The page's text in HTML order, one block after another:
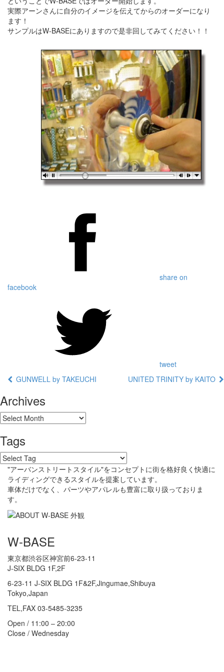
実際アーンさんに自分のイメージを伝えてからのオーダーになり
ます！
サンプルはW-BASEにありますので是非回してみてください！！
share on
facebook
tweet
GUNWELL by TAKEUCHI
UNITED TRINITY by KAITO
Archives
Tags
"アーバンストリートスタイル"をコンセプトに街を格好良く快適に
ライディングできるスタイルを提案しています。
車体だけでなく、パーツやアパレルも豊富に取り扱っておりま
す。
W-BASE
東京都渋谷区神宮前6-23-11
J-SIX BLDG 1F,2F
6-23-11 J-SIX BLDG 1F&2F,Jingumae,Shibuya
Tokyo,Japan
TEL,FAX 03-5485-3235
Open / 11:00 – 20:00
Close / Wednesday